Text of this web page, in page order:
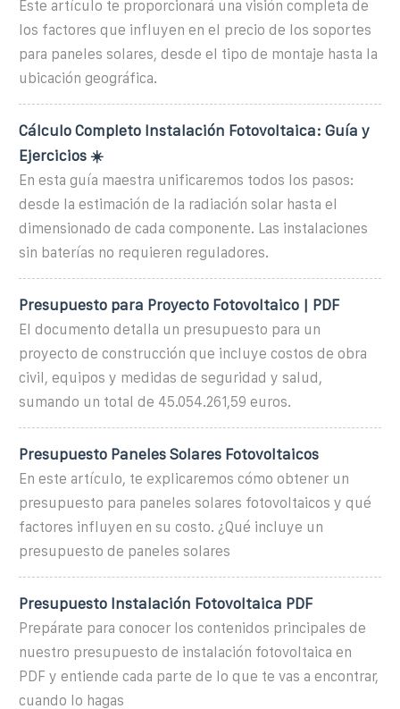
Este artículo te proporcionará una visión completa de
los factores que influyen en el precio de los soportes
para paneles solares, desde el tipo de montaje hasta la
ubicación geográfica.
Cálculo Completo Instalación Fotovoltaica: Guía y
Ejercicios ☀️
En esta guía maestra unificaremos todos los pasos:
desde la estimación de la radiación solar hasta el
dimensionado de cada componente. Las instalaciones
sin baterías no requieren reguladores.
Presupuesto para Proyecto Fotovoltaico | PDF
El documento detalla un presupuesto para un
proyecto de construcción que incluye costos de obra
civil, equipos y medidas de seguridad y salud,
sumando un total de 45.054.261,59 euros.
Presupuesto Paneles Solares Fotovoltaicos
En este artículo, te explicaremos cómo obtener un
presupuesto para paneles solares fotovoltaicos y qué
factores influyen en su costo. ¿Qué incluye un
presupuesto de paneles solares
Presupuesto Instalación Fotovoltaica PDF
Prepárate para conocer los contenidos principales de
nuestro presupuesto de instalación fotovoltaica en
PDF y entiende cada parte de lo que te vas a encontrar,
cuando lo hagas